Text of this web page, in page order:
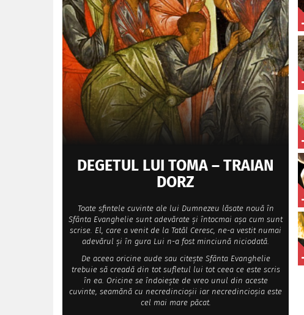
DEGETUL LUI TOMA – TRAIAN
DORZ
Toate sfintele cuvinte ale lui Dumnezeu lăsate nouă în
Sfânta Evanghelie sunt adevărate și întocmai așa cum sunt
scrise. El, care a venit de la Tatăl Ceresc, ne-a vestit numai
adevărul și în gura Lui n-a fost minciună niciodată.
De aceea oricine aude sau citește Sfânta Evanghelie
trebuie să creadă din tot sufletul lui tot ceea ce este scris
în ea. Oricine se îndoiește de vreo unul din aceste
cuvinte, seamănă cu necredincioșii iar necredincioșia este
cel mai mare păcat.